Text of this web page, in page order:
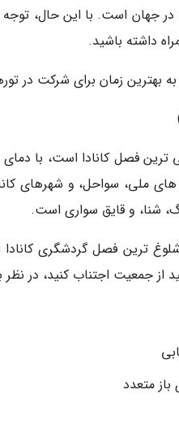
جهان است. با این حال، توجه
داشته باشید.
بهترین زمان برای شرکت در
های ملی، سواحل، و شهرهای
شنا، و قایق سواری است.
ترین فصل گردشگری
از جمعیت اجتناب کنید، در نظر
متعدد